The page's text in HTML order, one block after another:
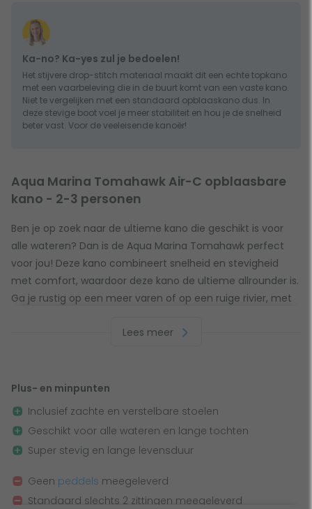
Ka-no? Ka-yes zul je bedoelen!
Het stijvere drop-stitch materiaal maakt dit een echte topkano
met een vaarbeleving die in de buurt komt van een vaste kano.
Niet te vergelijken met een standaard opblaaskano dus. In
deze stevige boot voel je meer stabiliteit en hou je de snelheid
beter vast. Voor de veeleisende kanoër!
Aqua Marina Tomahawk Air-C opblaasbare
kano - 2-3 personen
Ben je op zoek naar de ultieme kano die geschikt is voor
alle wateren? Dan is de Aqua Marina Tomahawk perfect
voor jou! Deze kano combineert snelheid en stevigheid
met comfort, waardoor deze kano de ultieme allrounder is.
Ga je rustig op een meer varen of op een ruige rivier, met
De Aqua Marina Tomahawk is uitgevoerd met 2 stevige
naar jouw wensen kunt aanpassen. Dankzij de hoge
rugleuningen aan de zittingen is deze kano zeer geschikt
voor comfortabele tochten zonder rugklachten :-) De
waarin je van alles kwijt kunt.
Lees meer
Plus- en minpunten
Inclusief zachte en verstelbare stoelen
Geschikt voor alle wateren en lange tochten
Super stevig en lange levensduur
Geen peddels meegeleverd
Standaard slechts 2 zittingen meegeleverd